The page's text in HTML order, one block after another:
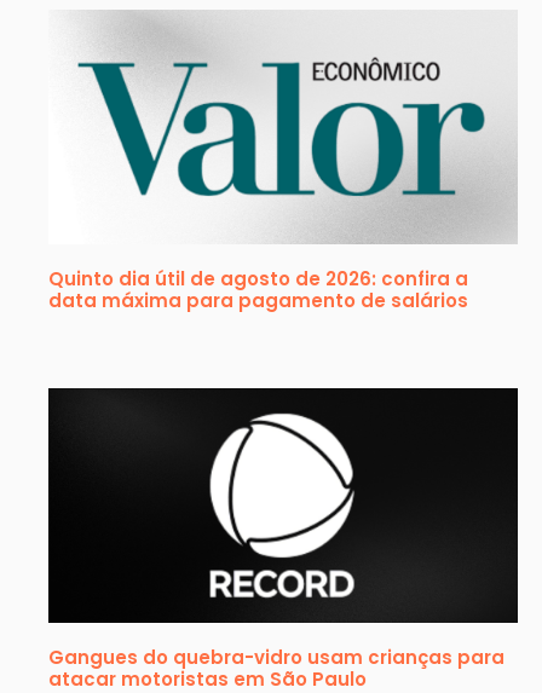
Quinto dia útil de agosto de 2026: confira a
data máxima para pagamento de salários
Gangues do quebra-vidro usam crianças para
atacar motoristas em São Paulo